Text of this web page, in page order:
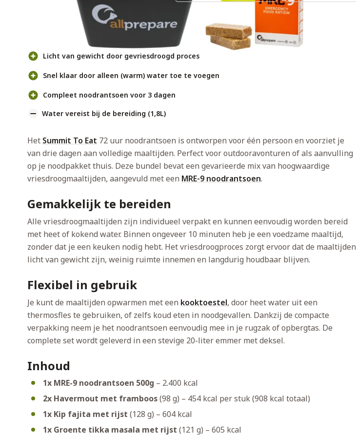
Voor- en nadelen
Licht van gewicht door gevriesdroogd proces
Snel klaar door alleen (warm) water toe te voegen
Compleet noodrantsoen voor 3 dagen
Water vereist bij de bereiding (1,8L)
Het Summit To Eat 72 uur noodrantsoen is ontworpen voor één persoon en voorziet je
van drie dagen aan volledige maaltijden. Perfect voor outdooravonturen of als aanvulling
op je noodpakket thuis. Deze bundel bevat een gevarieerde mix van hoogwaardige
vriesdroogmaaltijden, aangevuld met een MRE-9 noodrantsoen.
Gemakkelijk te bereiden
Alle vriesdroogmaaltijden zijn individueel verpakt en kunnen eenvoudig worden bereid
met heet of kokend water. Binnen ongeveer 10 minuten heb je een voedzame maaltijd,
zonder dat je een keuken nodig hebt. Het vriesdroogproces zorgt ervoor dat de maaltijden
licht van gewicht zijn, weinig ruimte innemen en langdurig houdbaar blijven.
Flexibel in gebruik
Je kunt de maaltijden opwarmen met een kooktoestel, door heet water uit een
thermosfles te gebruiken, of zelfs koud eten in noodgevallen. Dankzij de compacte
verpakking neem je het noodrantsoen eenvoudig mee in je rugzak of opbergtas. De
complete set wordt geleverd in een stevige 20-liter emmer met deksel.
Inhoud
1x MRE-9 noodrantsoen 500g – 2.400 kcal
2x Havermout met framboos(98 g) – 454 kcal per stuk (908 kcal totaal)
1x Kip fajita met rijst (128 g) – 604 kcal
1x Groente tikka masala met rijst (121 g) – 605 kcal